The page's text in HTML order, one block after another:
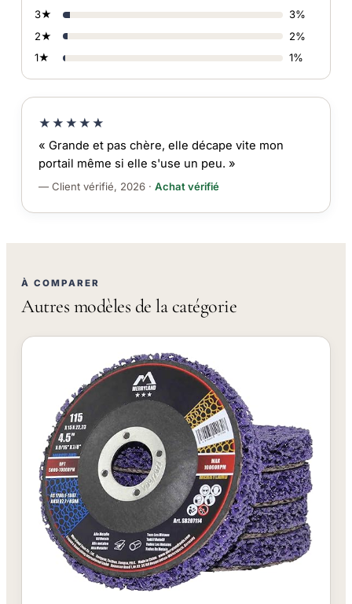
3★
3%
2★
2%
1★
1%
★★★★★
« Grande et pas chère, elle décape vite mon
portail même si elle s'use un peu. »
— Client vérifié, 2026 · Achat vérifié
À COMPARER
Autres modèles de la catégorie